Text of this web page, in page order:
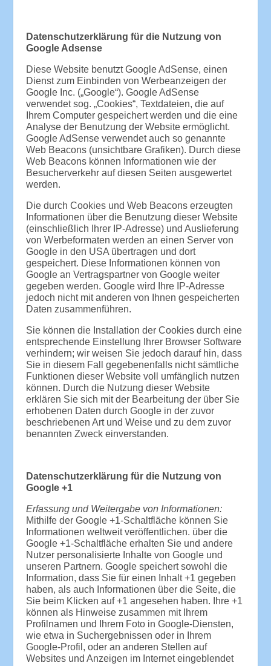
Datenschutzerklärung für die Nutzung von
Google Adsense
Diese Website benutzt Google AdSense, einen
Dienst zum Einbinden von Werbeanzeigen der
Google Inc. („Google“). Google AdSense
verwendet sog. „Cookies“, Textdateien, die auf
Ihrem Computer gespeichert werden und die eine
Analyse der Benutzung der Website ermöglicht.
Google AdSense verwendet auch so genannte
Web Beacons (unsichtbare Grafiken). Durch diese
Web Beacons können Informationen wie der
Besucherverkehr auf diesen Seiten ausgewertet
werden.
Die durch Cookies und Web Beacons erzeugten
Informationen über die Benutzung dieser Website
(einschließlich Ihrer IP-Adresse) und Auslieferung
von Werbeformaten werden an einen Server von
Google in den USA übertragen und dort
gespeichert. Diese Informationen können von
Google an Vertragspartner von Google weiter
gegeben werden. Google wird Ihre IP-Adresse
jedoch nicht mit anderen von Ihnen gespeicherten
Daten zusammenführen.
Sie können die Installation der Cookies durch eine
entsprechende Einstellung Ihrer Browser Software
verhindern; wir weisen Sie jedoch darauf hin, dass
Sie in diesem Fall gegebenenfalls nicht sämtliche
Funktionen dieser Website voll umfänglich nutzen
können. Durch die Nutzung dieser Website
erklären Sie sich mit der Bearbeitung der über Sie
erhobenen Daten durch Google in der zuvor
beschriebenen Art und Weise und zu dem zuvor
benannten Zweck einverstanden.
Datenschutzerklärung für die Nutzung von
Google +1
Erfassung und Weitergabe von Informationen:
Mithilfe der Google +1-Schaltfläche können Sie
Informationen weltweit veröffentlichen. über die
Google +1-Schaltfläche erhalten Sie und andere
Nutzer personalisierte Inhalte von Google und
unseren Partnern. Google speichert sowohl die
Information, dass Sie für einen Inhalt +1 gegeben
haben, als auch Informationen über die Seite, die
Sie beim Klicken auf +1 angesehen haben. Ihre +1
können als Hinweise zusammen mit Ihrem
Profilnamen und Ihrem Foto in Google-Diensten,
wie etwa in Suchergebnissen oder in Ihrem
Google-Profil, oder an anderen Stellen auf
Websites und Anzeigen im Internet eingeblendet